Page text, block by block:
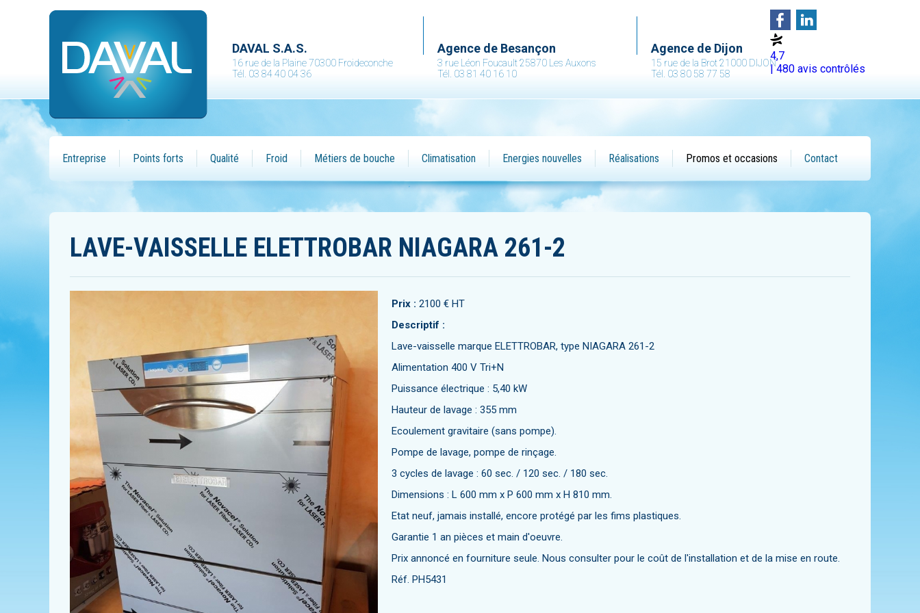
DAVAL S.A.S.
16 rue de la Plaine 70300 Froideconche
Tél. 03 84 40 04 36
Agence de Besançon
3 rue Léon Foucault 25870 Les Auxons
Tél. 03 81 40 16 10
Agence de Dijon
15 rue de la Brot 21000 DIJON
Tél. 03 80 58 77 58
4,7
| 480 avis contrôlés
Entreprise Points forts Qualité Froid Métiers de bouche Climatisation Energies nouvelles Réalisations Promos et occasions Contact
LAVE-VAISSELLE ELETTROBAR NIAGARA 261-2
Prix : 2100 € HT
Descriptif :
Lave-vaisselle marque ELETTROBAR, type NIAGARA 261-2
Alimentation 400 V Tri+N
Puissance électrique : 5,40 kW
Hauteur de lavage : 355 mm
Ecoulement gravitaire (sans pompe).
Pompe de lavage, pompe de rinçage.
3 cycles de lavage : 60 sec. / 120 sec. / 180 sec.
Dimensions : L 600 mm x P 600 mm x H 810 mm.
Etat neuf, jamais installé, encore protégé par les fims plastiques.
Garantie 1 an pièces et main d'oeuvre.
Prix annoncé en fourniture seule. Nous consulter pour le coût de l'installation et de la mise en route.
Réf. PH5431